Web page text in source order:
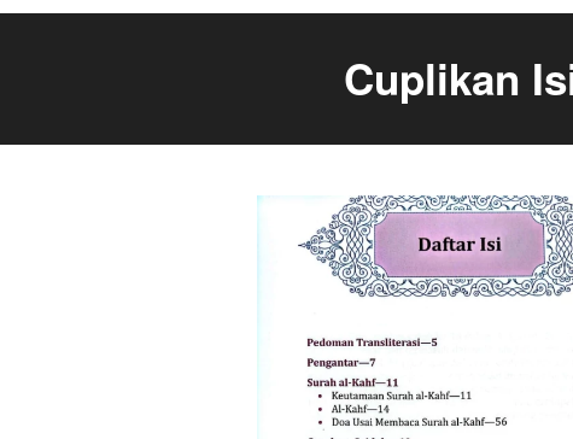
Cuplikan